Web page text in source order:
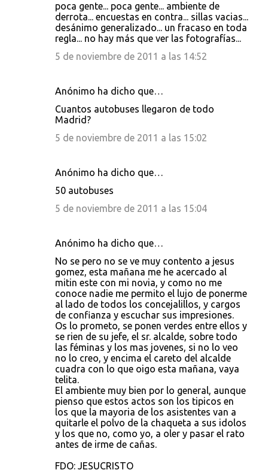
poca gente... poca gente... ambiente de
derrota... encuestas en contra... sillas vacias...
desánimo generalizado... un fracaso en toda
regla... no hay más que ver las fotografías...
5 de noviembre de 2011 a las 14:52
Anónimo ha dicho que…
Cuantos autobuses llegaron de todo
Madrid?
5 de noviembre de 2011 a las 15:02
Anónimo ha dicho que…
50 autobuses
5 de noviembre de 2011 a las 15:04
Anónimo ha dicho que…
No se pero no se ve muy contento a jesus
gomez, esta mañana me he acercado al
mitin este con mi novia, y como no me
conoce nadie me permito el lujo de ponerme
al lado de todos los concejalillos, y cargos
de confianza y escuchar sus impresiones.
Os lo prometo, se ponen verdes entre ellos y
se rien de su jefe, el sr. alcalde, sobre todo
las féminas y los mas jovenes, si no lo veo
no lo creo, y encima el careto del alcalde
cuadra con lo que oigo esta mañana, vaya
telita.
El ambiente muy bien por lo general, aunque
pienso que estos actos son los tipicos en
los que la mayoria de los asistentes van a
quitarle el polvo de la chaqueta a sus idolos
y los que no, como yo, a oler y pasar el rato
antes de irme de cañas.
FDO: JESUCRISTO